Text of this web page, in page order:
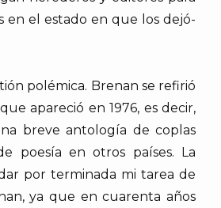
en el estado en que los dejó-
polémica. Brenan se refirió
apareció en 1976, es decir,
breve antología de coplas
poesía en otros países. La
por terminada mi tarea de
ya que en cuarenta años